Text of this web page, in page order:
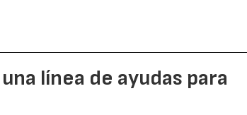
línea de ayudas para